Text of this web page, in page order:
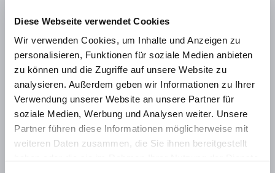
Diese Webseite verwendet Cookies
Wir verwenden Cookies, um Inhalte und Anzeigen zu
personalisieren, Funktionen für soziale Medien anbieten
zu können und die Zugriffe auf unsere Website zu
analysieren. Außerdem geben wir Informationen zu Ihrer
Verwendung unserer Website an unsere Partner für
soziale Medien, Werbung und Analysen weiter. Unsere
Partner führen diese Informationen möglicherweise mit
weiteren Daten zusammen, die Sie ihnen bereitgestellt
Lieferstellenanschrift, Vertragslaufzeit)per E-Mail, Telefax oder
Daten zu.
Wir prüfen Ihre aktuellen Preise, Vertragslaufzeiten, Konditionen,
sowie Bindefristen und senden Ihnen anschließend ein alternatives
Angebot eines überregionalen Versorgers, sofern Ihre aktuellen
Energiekosten zu hoch sind.
Vorteil 3:
Wir kennen die Bedürfnisse der Immobilienverwaltungen. Unsere
Stichtagsabrechnung,Preisgarantie und Flexibilität der Verträge.